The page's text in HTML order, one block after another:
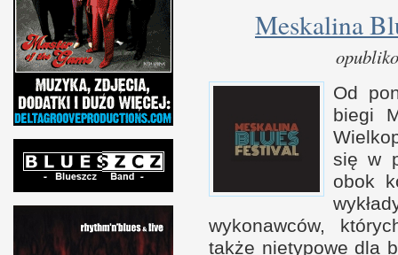
Meskalina
Od
biegi
sięw
obok
wykonaw­ców,
także nie­typowe dla